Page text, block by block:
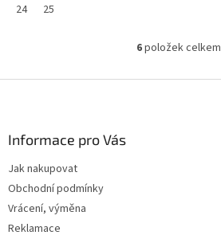
24
25
O
l
6položek celkem
Informace pro Vás
Jak nakupovat
Obchodní podmínky
Vrácení, výměna
Reklamace